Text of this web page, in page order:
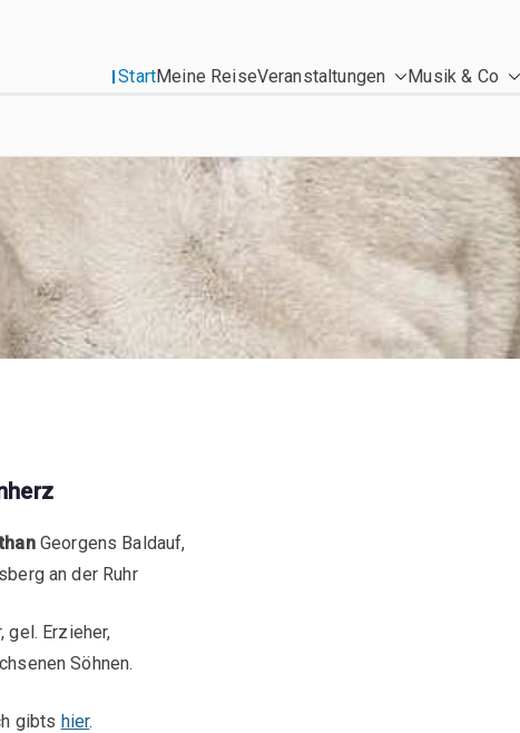
StartMeine ReiseVeranstaltungen Musik & Co
Georgens Baldauf,
an der Ruhr
gel. Erzieher,
Söhnen.
gibts hier.